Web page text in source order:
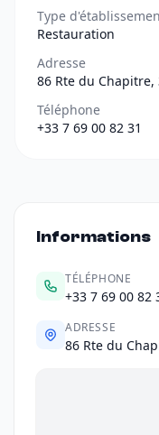
Type
Restauration
Adresse
86 Rte du Chapitre,
Téléphone
+33 7 69 00 82 31
Informations
TÉLÉPHONE
+33 7 69 00 82
ADRESSE
86 Rte du